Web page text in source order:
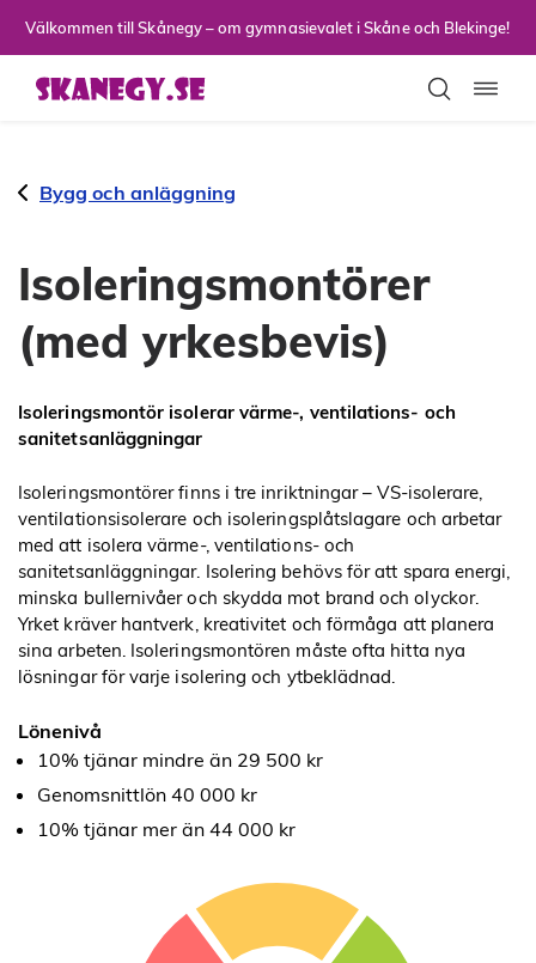
Välkommen till Skånegy – om gymnasievalet i Skåne och Blekinge!
Bygg och anläggning
Isoleringsmontörer
(med yrkesbevis)
Isoleringsmontör isolerar värme-, ventilations- och
sanitetsanläggningar
Isoleringsmontörer finns i tre inriktningar – VS-isolerare,
ventilationsisolerare och isoleringsplåtslagare och arbetar
med att isolera värme-, ventilations- och
sanitetsanläggningar. Isolering behövs för att spara energi,
minska bullernivåer och skydda mot brand och olyckor.
Yrket kräver hantverk, kreativitet och förmåga att planera
sina arbeten. Isoleringsmontören måste ofta hitta nya
lösningar för varje isolering och ytbeklädnad.
Lönenivå
10% tjänar mindre än 29 500 kr
Genomsnittlön 40 000 kr
10% tjänar mer än 44 000 kr